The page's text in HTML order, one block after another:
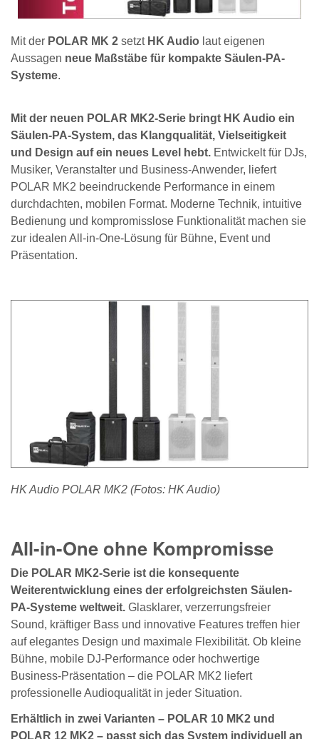
Mit der POLAR MK 2 setzt HK Audio laut eigenen
Aussagen neue Maßstäbe für kompakte Säulen-PA-
Systeme.
Mit der neuen POLAR MK2-Serie bringt HK Audio ein
Säulen-PA-System, das Klangqualität, Vielseitigkeit
und Design auf ein neues Level hebt. Entwickelt für DJs,
Musiker, Veranstalter und Business-Anwender, liefert
POLAR MK2 beeindruckende Performance in einem
durchdachten, mobilen Format. Moderne Technik, intuitive
Bedienung und kompromisslose Funktionalität machen sie
zur idealen All-in-One-Lösung für Bühne, Event und
Präsentation.
HK Audio POLAR MK2 (Fotos: HK Audio)
All-in-One ohne Kompromisse
Die POLAR MK2-Serie ist die konsequente
Weiterentwicklung eines der erfolgreichsten Säulen-
PA-Systeme weltweit. Glasklarer, verzerrungsfreier
Sound, kräftiger Bass und innovative Features treffen hier
auf elegantes Design und maximale Flexibilität. Ob kleine
Bühne, mobile DJ-Performance oder hochwertige
Business-Präsentation – die POLAR MK2 liefert
professionelle Audioqualität in jeder Situation.
Erhältlich in zwei Varianten – POLAR 10 MK2 und
POLAR 12 MK2 – passt sich das System individuell an